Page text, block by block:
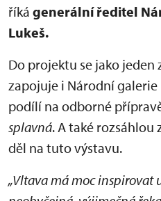
říká generální ředitel
Lukeš.
Do projektu se jako
zapojuje i Národní galerie
podílí na odborné
splavná. A také rozsáhlou
děl na tuto výstavu.
„Vltava má moc inspirovat